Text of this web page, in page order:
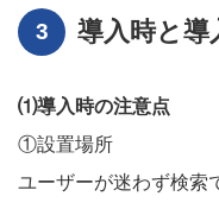
導入時と導
⑴導入時の注意点
①設置場所
ユーザーが迷わず検索